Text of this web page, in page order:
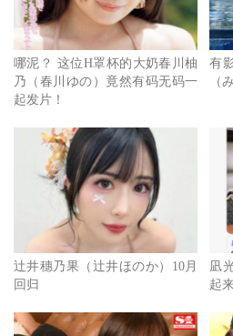
哪泥？ 这位H罩杯的大奶春川柚
乃（春川ゆの）竟然有码无码一
起发片！
有
（
辻井穗乃果（辻井ほのか）10月
回归
凪
起